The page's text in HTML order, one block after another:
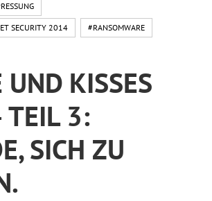
SECURITY 2014 #RANSOMWARE
UND KISSES
3:
SICH ZU